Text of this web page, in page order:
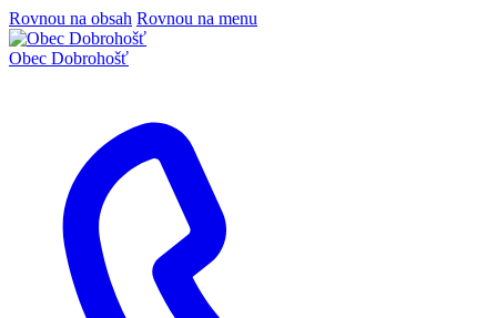
Rovnou na obsah Rovnou na menu
Obec Dobrohošť